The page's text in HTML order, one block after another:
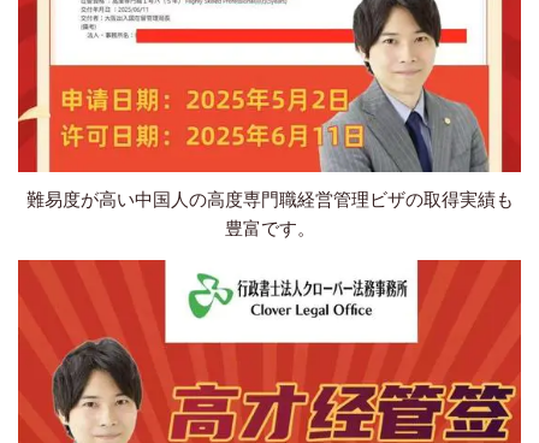
難易度が高い中国人の高度専門職経営管理ビザの取得実績も
豊富です。